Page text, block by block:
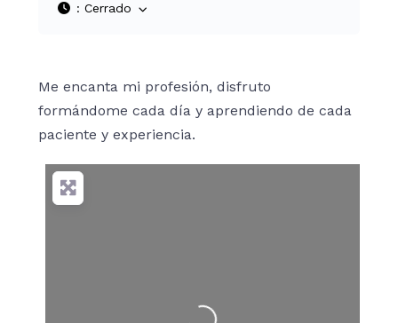
: Cerrado
Me encanta mi profesión, disfruto
formándome cada día y aprendiendo de cada
paciente y experiencia.
Cargando…